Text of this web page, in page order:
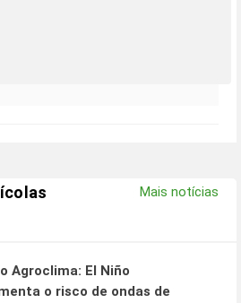
Mais notícias
Agroclima: El Niño
o risco de ondas de